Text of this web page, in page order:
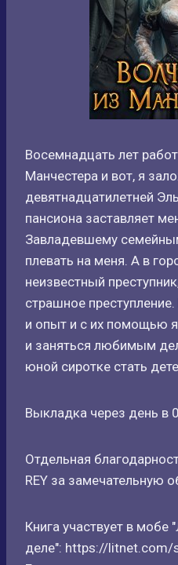
Восемнадцать лет
Манчестера и вот, я
девятнадцатилетней
пансиона заставляет
Завладевшему
плевать на меня. А в
неизвестный
страшное
и опыт и с их помощью
и заняться любимым
юной сиротке стать
Выкладка через день в
Отдельная
REY за замечательную
Книга участвует в мобе
деле": https://litnet.com/